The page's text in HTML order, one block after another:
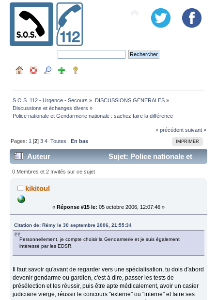
S.O.S. 112 - Urgence - Secours » DISCUSSIONS GENERALES»
Discussions et échanges divers »
Police nationale et Gendarmerie nationale : sachez faire la différence
« précédent suivant »
IMPRIMER
Pages: 1 [2]3 4 Toutes En bas
Auteur
Sujet: Police nationale et
Gendarmerie nationale : sachez faire la différence (Lu
182850 fois)
0 Membres et 2 Invités sur ce sujet
kikitoul
« Réponse #15 le: 05 octobre 2006, 12:07:46 »
Citation de: Rémy le 30 septembre 2006, 21:55:34
Personnellement, je compte choisir la Gendarmerie et je suis également
intéressé par les EDSR.
Il faut savoir qu'avant de regarder vers une spécialisation, tu dois d'abord
devenir gendarme ou gardien, c'est à dire, passer les tests de
présélection et les réussir, puis être apte médicalement, avoir un casier
judiciaire vierge, réussir le concours "externe" ou "interne" et faire ses